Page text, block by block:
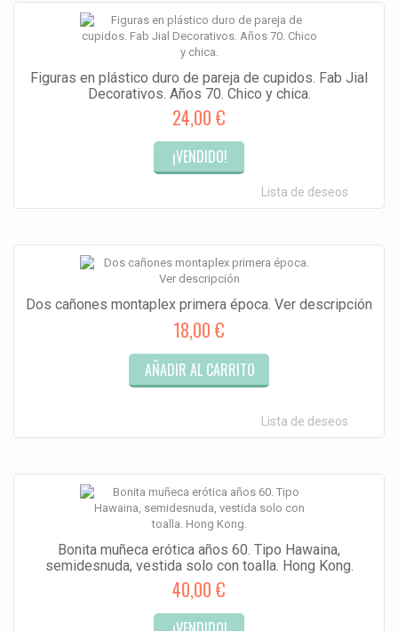
Figuras en plástico duro de pareja de cupidos. Fab Jial
Decorativos. Años 70. Chico y chica.
24,00 €
¡VENDIDO!
Lista de deseos
Dos cañones montaplex primera época. Ver descripción
18,00 €
AÑADIR AL CARRITO
Lista de deseos
Bonita muñeca erótica años 60. Tipo Hawaina,
semidesnuda, vestida solo con toalla. Hong Kong.
40,00 €